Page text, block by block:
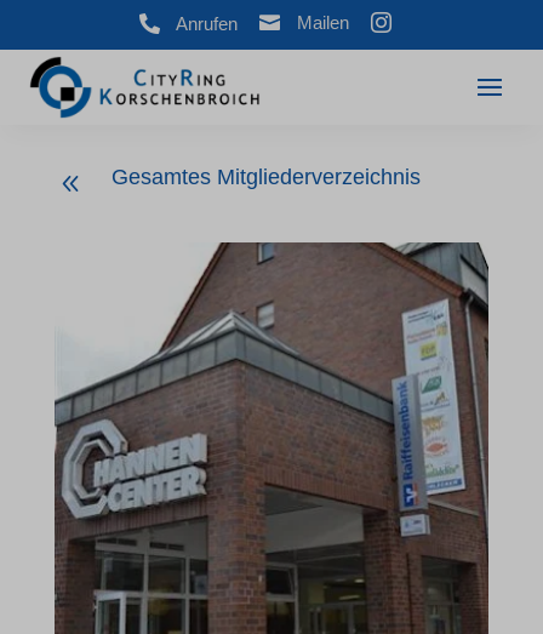
 Anrufen  Mailen 
8 Gesamtes Mitgliederverzeichnis